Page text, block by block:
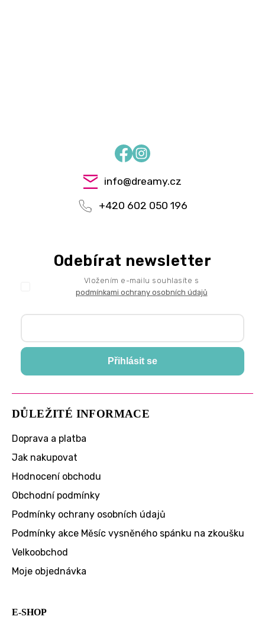
FacebookInstagram
info@dreamy.cz
+420 602 050 196
DŮLEŽITÉ INFORMACE
Doprava a platba
Jak nakupovat
Hodnocení obchodu
Obchodní podmínky
Podmínky ochrany osobních údajů
Podmínky akce Měsíc vysněného spánku na zkoušku
Velkoobchod
Moje objednávka
E-SHOP
Odebírat newsletter
Vložením e-mailu souhlasíte s
podmínkami ochrany osobních údajů
Přihlásit se